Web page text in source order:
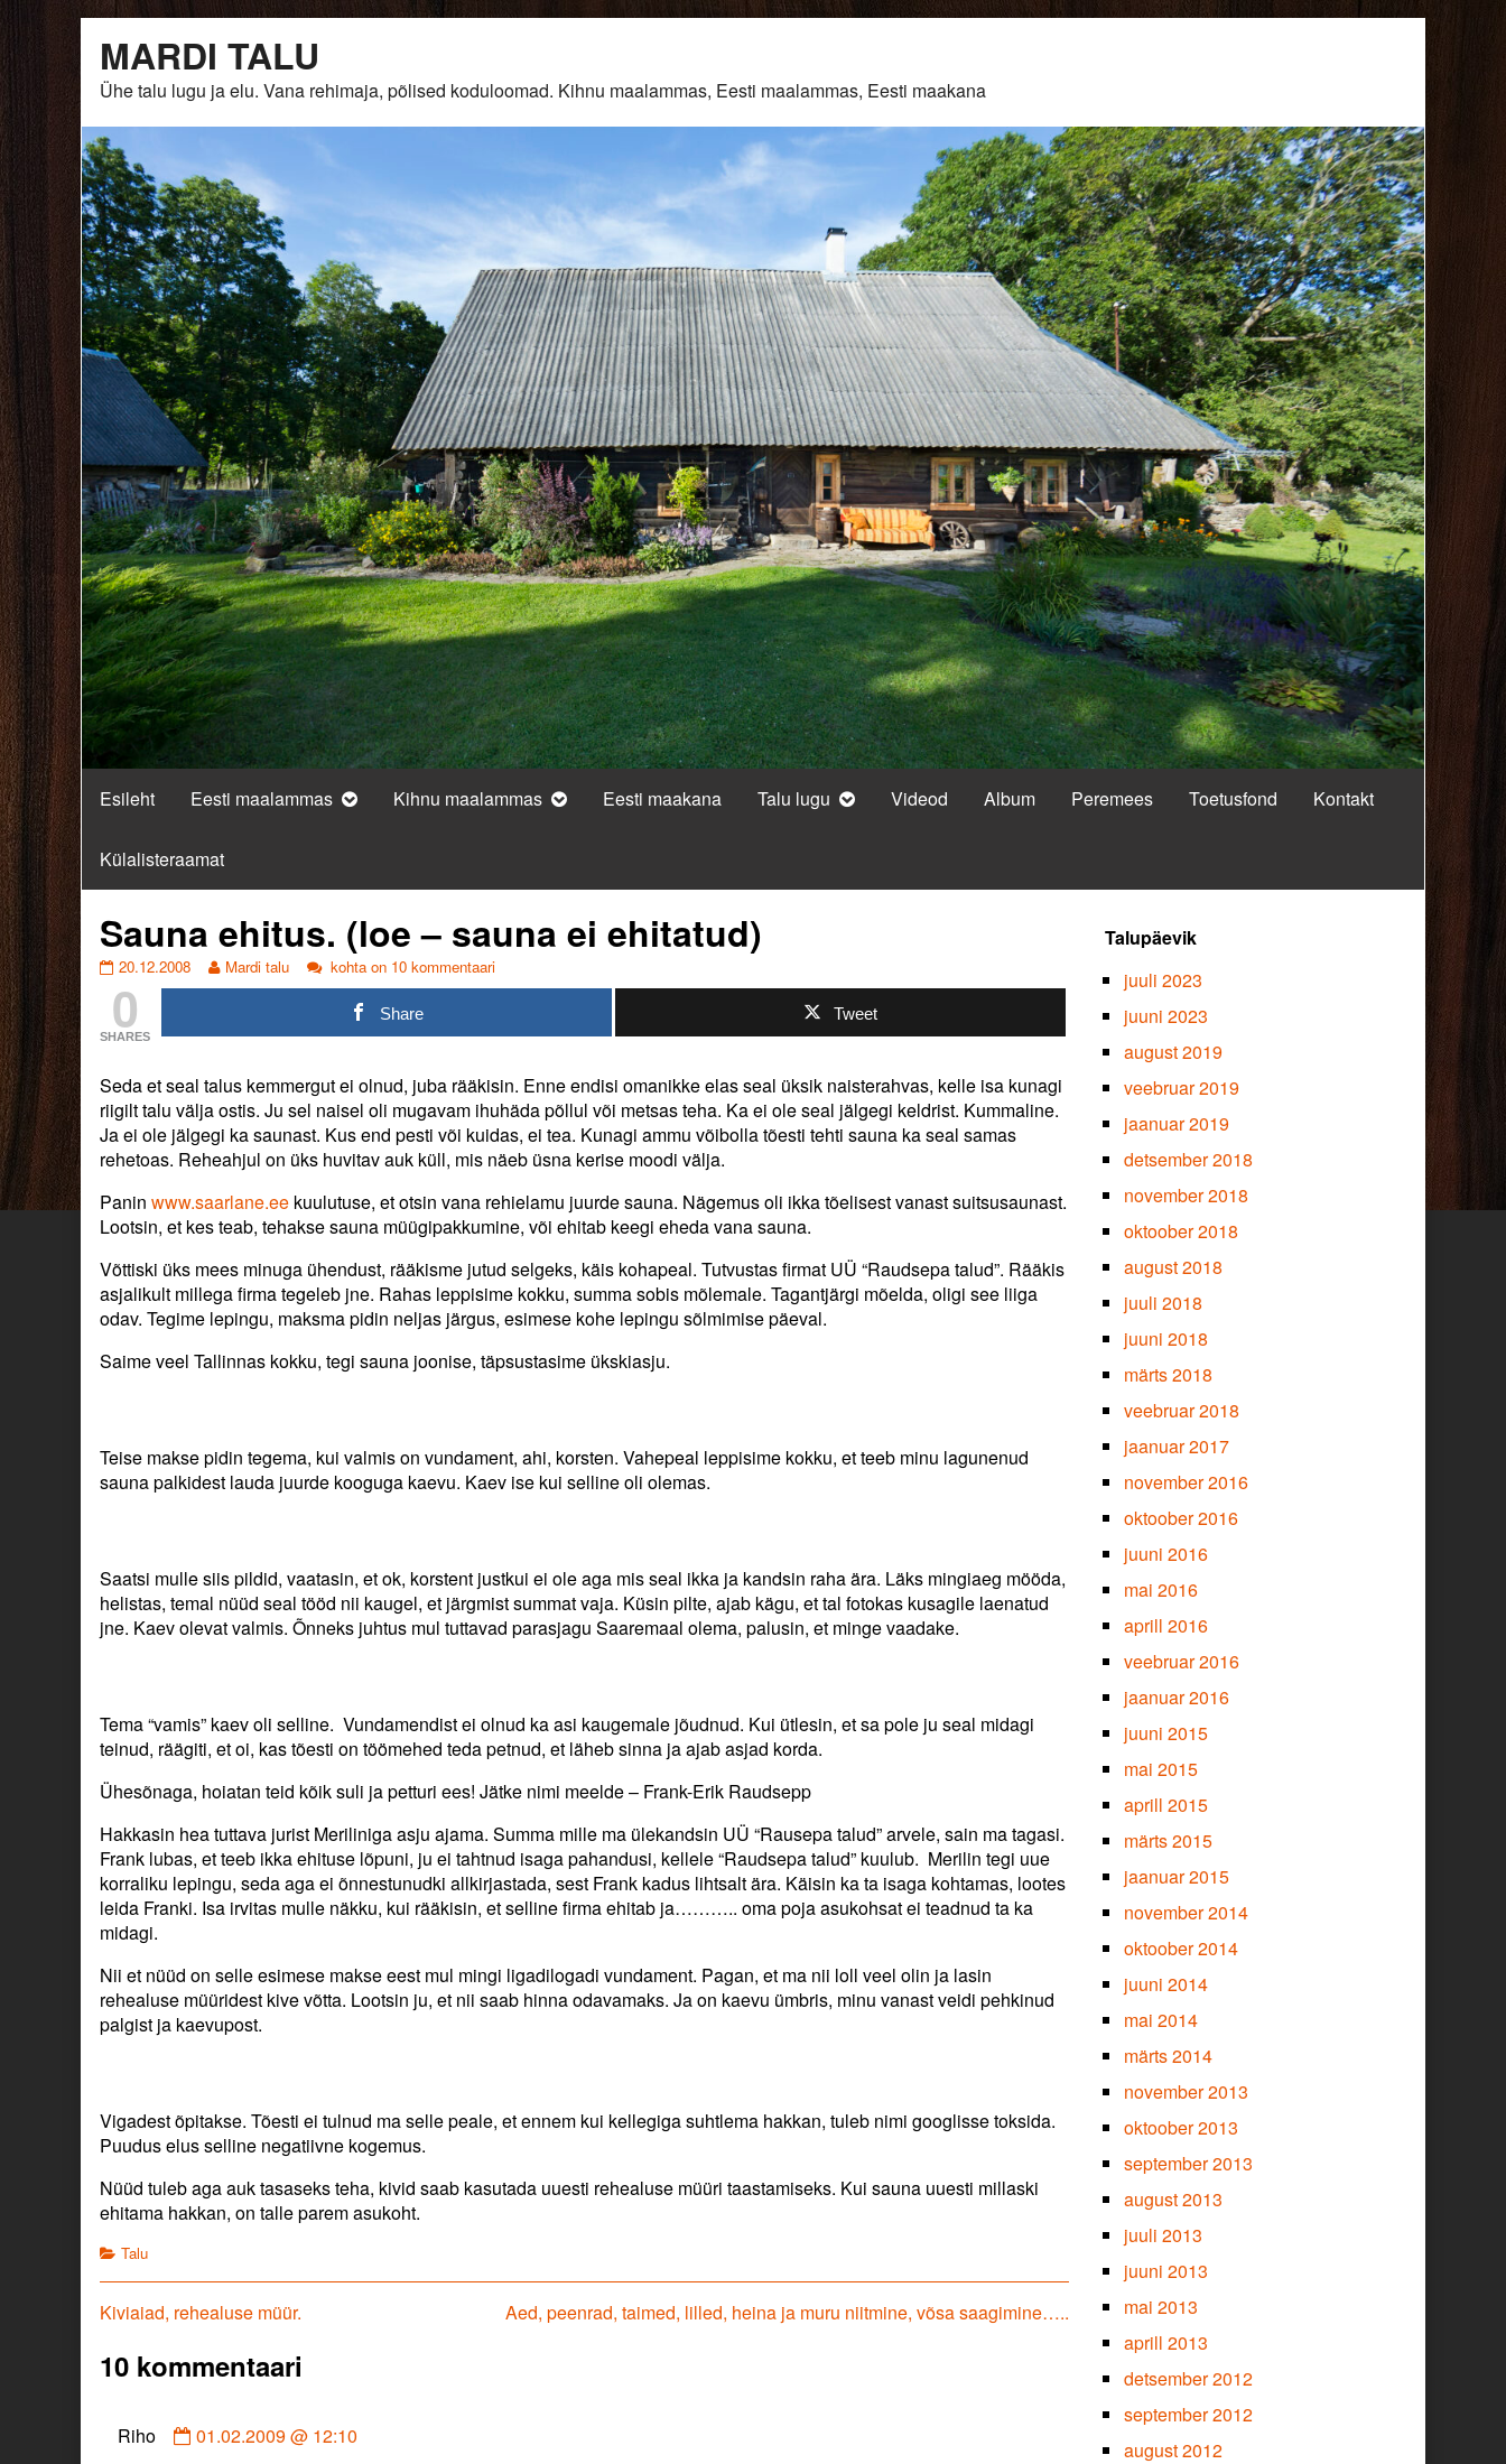
content
MARDI TALU
Ühe talu lugu ja elu. Vana rehimaja, põlised koduloomad. Kihnu maalammas, Eesti maalammas, Eesti maakana
Esileht Eesti maalammas Kihnu maalammas Eesti maakana Talu lugu Videod Album Peremees Toetusfond Kontakt
Külalisteraamat
Sauna ehitus. (loe – sauna ei ehitatud)
Sauna
(loe
–
sauna
ehitatud)
published
on
20.12.2008
Read
more
of
Sauna
ehitus.
(loe
–
ei
ehitatud),
Mardi talu
Sauna
ehitus.
ehitatud)
kohta on 10 kommentaari
0
SHARES
Share Tweet
Seda et seal talus kemmergut ei olnud, juba rääkisin. Enne endisi omanikke elas seal üksik naisterahvas, kelle isa kunagi
riigilt talu välja ostis. Ju sel naisel oli mugavam ihuhäda põllul või metsas teha. Ka ei ole seal jälgegi keldrist. Kummaline.
Ja ei ole jälgegi ka saunast. Kus end pesti või kuidas, ei tea. Kunagi ammu võibolla tõesti tehti sauna ka seal samas
rehetoas. Reheahjul on üks huvitav auk küll, mis näeb üsna kerise moodi välja.
Panin www.saarlane.ee kuulutuse, et otsin vana rehielamu juurde sauna. Nägemus oli ikka tõelisest vanast suitsusaunast.
Lootsin, et kes teab, tehakse sauna müügipakkumine, või ehitab keegi eheda vana sauna.
Võttiski üks mees minuga ühendust, rääkisme jutud selgeks, käis kohapeal. Tutvustas firmat UÜ “Raudsepa talud”. Rääkis
asjalikult millega firma tegeleb jne. Rahas leppisime kokku, summa sobis mõlemale. Tagantjärgi mõelda, oligi see liiga
odav. Tegime lepingu, maksma pidin neljas järgus, esimese kohe lepingu sõlmimise päeval.
Saime veel Tallinnas kokku, tegi sauna joonise, täpsustasime ükskiasju.
Teise makse pidin tegema, kui valmis on vundament, ahi, korsten. Vahepeal leppisime kokku, et teeb minu lagunenud
sauna palkidest lauda juurde kooguga kaevu. Kaev ise kui selline oli olemas.
Saatsi mulle siis pildid, vaatasin, et ok, korstent justkui ei ole aga mis seal ikka ja kandsin raha ära. Läks mingiaeg mööda,
helistas, temal nüüd seal tööd nii kaugel, et järgmist summat vaja. Küsin pilte, ajab kägu, et tal fotokas kusagile laenatud
jne. Kaev olevat valmis. Õnneks juhtus mul tuttavad parasjagu Saaremaal olema, palusin, et minge vaadake.
Tema “vamis” kaev oli selline. Vundamendist ei olnud ka asi kaugemale jõudnud. Kui ütlesin, et sa pole ju seal midagi
teinud, räägiti, et oi, kas tõesti on töömehed teda petnud, et läheb sinna ja ajab asjad korda.
Ühesõnaga, hoiatan teid kõik suli ja petturi ees! Jätke nimi meelde – Frank-Erik Raudsepp
Hakkasin hea tuttava jurist Meriliniga asju ajama. Summa mille ma ülekandsin UÜ “Rausepa talud” arvele, sain ma tagasi.
Frank lubas, et teeb ikka ehituse lõpuni, ju ei tahtnud isaga pahandusi, kellele “Raudsepa talud” kuulub. Merilin tegi uue
korraliku lepingu, seda aga ei õnnestunudki allkirjastada, sest Frank kadus lihtsalt ära. Käisin ka ta isaga kohtamas, lootes
leida Franki. Isa irvitas mulle näkku, kui rääkisin, et selline firma ehitab ja……….. oma poja asukohsat ei teadnud ta ka
midagi.
Nii et nüüd on selle esimese makse eest mul mingi ligadilogadi vundament. Pagan, et ma nii loll veel olin ja lasin
rehealuse müüridest kive võtta. Lootsin ju, et nii saab hinna odavamaks. Ja on kaevu ümbris, minu vanast veidi pehkinud
palgist ja kaevupost.
Vigadest õpitakse. Tõesti ei tulnud ma selle peale, et ennem kui kellegiga suhtlema hakkan, tuleb nimi googlisse toksida.
Puudus elus selline negatiivne kogemus.
Nüüd tuleb aga auk tasaseks teha, kivid saab kasutada uuesti rehealuse müüri taastamiseks. Kui sauna uuesti millaski
ehitama hakkan, on talle parem asukoht.
Categories
Talu
Navigeerimine
Previous
Kiviaiad, rehealuse müür.
Next
Aed, peenrad, taimed, lilled, heina ja muru niitmine, võsa saagimine…..
10 kommentaari
Riho
Comment
01.02.2009 @ 12:10
Primary
Sidebar
Talupäevik
juuli 2023
juuni 2023
august 2019
veebruar 2019
jaanuar 2019
detsember 2018
november 2018
oktoober 2018
august 2018
juuli 2018
juuni 2018
märts 2018
veebruar 2018
jaanuar 2017
november 2016
oktoober 2016
juuni 2016
mai 2016
aprill 2016
veebruar 2016
jaanuar 2016
juuni 2015
mai 2015
aprill 2015
märts 2015
jaanuar 2015
november 2014
oktoober 2014
juuni 2014
mai 2014
märts 2014
november 2013
oktoober 2013
september 2013
august 2013
juuli 2013
juuni 2013
mai 2013
aprill 2013
detsember 2012
september 2012
august 2012